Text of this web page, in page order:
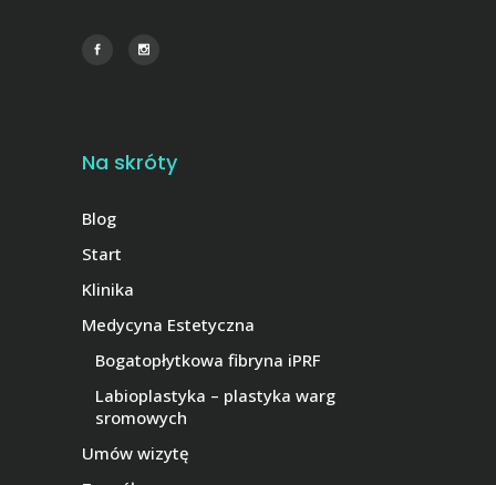
Na skróty
Blog
Start
Klinika
Medycyna Estetyczna
Bogatopłytkowa fibryna iPRF
Labioplastyka – plastyka warg
sromowych
Umów wizytę